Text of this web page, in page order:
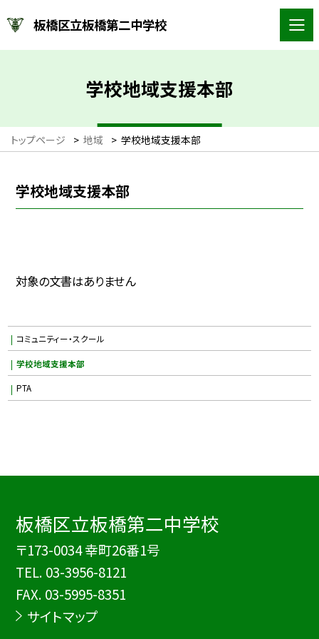
板橋区立板橋第二中学校
学校地域支援本部
トップページ > 地域 > 学校地域支援本部
学校地域支援本部
対象の文書はありません
コミュニティー・スクール
学校地域支援本部
PTA
板橋区立板橋第二中学校
〒173-0034 幸町26番1号
TEL. 03-3956-8121
FAX. 03-5995-8351
サイトマップ